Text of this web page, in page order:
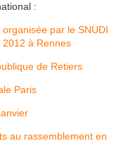
:
par le SNUDI
à Rennes
de Retiers
Paris
au rassemblement en